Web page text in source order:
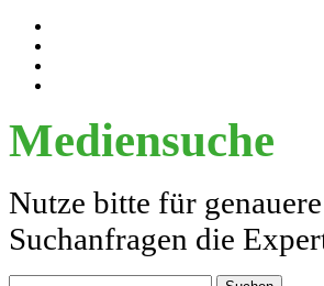
Mediensuche
Nutze bitte für genauere
Suchanfragen die